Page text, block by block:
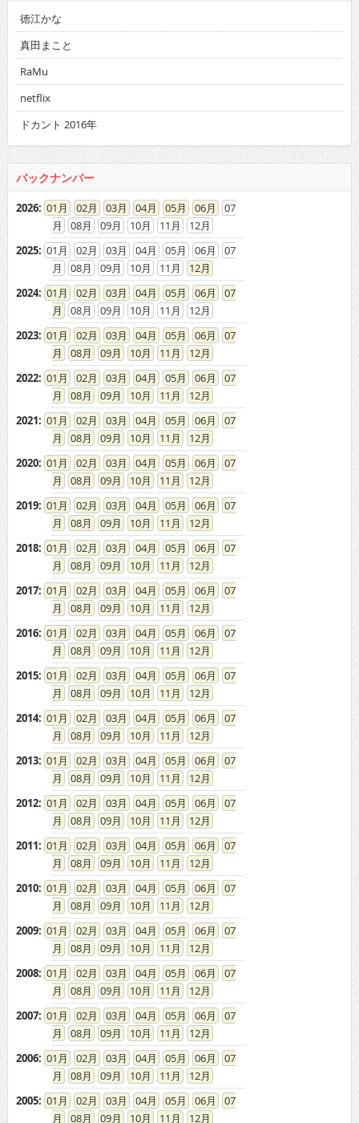
徳江かな
真田まこと
RaMu
netflix
ドカント 2016年
バックナンバー
2026: 01 02 03 04 05 06
07
08
09 10 11
12
2025: 01 02 03 04 05 06
07
08
09 10 11
12
2024: 01 02 03 04 05 06
07
08
09 10 11
12
2023: 01 02 03 04 05 06
07
08
09 10 11
12
2022: 01 02 03 04 05 06
07
08
09 10 11
12
2021: 01 02 03 04 05 06
07
08
09 10 11
12
2020: 01 02 03 04 05 06
07
08
09 10 11
12
2019: 01 02 03 04 05 06
07
08
09 10 11
12
2018: 01 02 03 04 05 06
07
08
09 10 11
12
2017: 01 02 03 04 05 06
07
08
09 10 11
12
2016: 01 02 03 04 05 06
07
08
09 10 11
12
2015: 01 02 03 04 05 06
07
08
09 10 11
12
2014: 01 02 03 04 05 06
07
08
09 10 11
12
2013: 01 02 03 04 05 06
07
08
09 10 11
12
2012: 01 02 03 04 05 06
07
08
09 10 11
12
2011: 01 02 03 04 05 06
07
08
09 10 11
12
2010: 01 02 03 04 05 06
07
08
09 10 11
12
2009: 01 02 03 04 05 06
07
08
09 10 11
12
2008: 01 02 03 04 05 06
07
08
09 10 11
12
2007: 01 02 03 04 05 06
07
08
09 10 11
12
2006: 01 02 03 04 05 06
07
08
09 10 11
12
2005: 01 02 03 04 05 06
07
08
09 10 11
12